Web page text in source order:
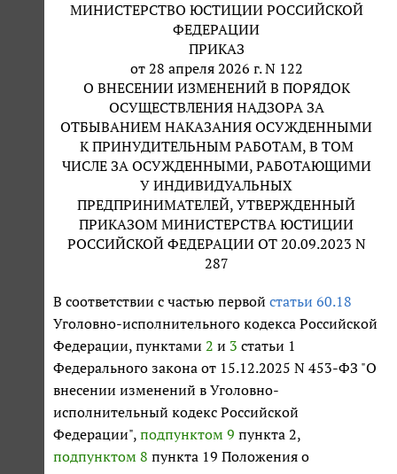
МИНИСТЕРСТВО ЮСТИЦИИ РОССИЙСКОЙ
ФЕДЕРАЦИИ
ПРИКАЗ
от 28 апреля 2026 г. N 122
О ВНЕСЕНИИ ИЗМЕНЕНИЙ В ПОРЯДОК
ОСУЩЕСТВЛЕНИЯ НАДЗОРА ЗА
ОТБЫВАНИЕМ НАКАЗАНИЯ ОСУЖДЕННЫМИ
К ПРИНУДИТЕЛЬНЫМ РАБОТАМ, В ТОМ
ЧИСЛЕ ЗА ОСУЖДЕННЫМИ, РАБОТАЮЩИМИ
У ИНДИВИДУАЛЬНЫХ
ПРЕДПРИНИМАТЕЛЕЙ, УТВЕРЖДЕННЫЙ
ПРИКАЗОМ МИНИСТЕРСТВА ЮСТИЦИИ
РОССИЙСКОЙ ФЕДЕРАЦИИ ОТ 20.09.2023 N
287
В соответствии с частью первой статьи 60.18
Уголовно-исполнительного кодекса Российской
Федерации, пунктами 2 и 3 статьи 1
Федерального закона от 15.12.2025 N 453-ФЗ "О
внесении изменений в Уголовно-
исполнительный кодекс Российской
Федерации", подпунктом 9 пункта 2,
подпунктом 8 пункта 19 Положения о